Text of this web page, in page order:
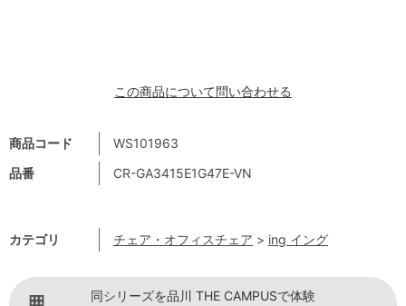
商品コード
WS101963
品番
CR-GA3415E1G47E-VN
カテゴリ チェア・オフィスチェア > ing イング
この商品について問い合わせる
同シリーズを品川 THE CAMPUSで体験